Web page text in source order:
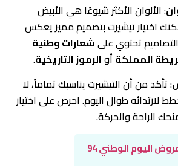
: الألوان الأكثر شيوعًا هي الأبيض
اختيار تيشيرت بتصميم مميز يعكس
تحتوي علىشعارات وطنية
المملكة أوالرموز التاريخية.
: تأكد من أن التيشيرت يناسبك تماماً، لا
لارتدائه طوال اليوم. احرص على اختيار
الراحة والحركة.
اليوم الوطني 94